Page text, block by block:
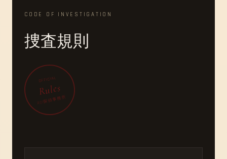
CODE OF INVESTIGATION
捜査規則
OFFICIAL
Rules
ROI探偵事務所